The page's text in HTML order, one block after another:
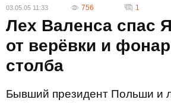
03.05.05 11:33 756 1
Лех Валенса спас
от верёвки и
столба
Бывший президент Польши и